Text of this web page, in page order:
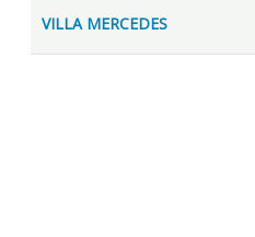
VILLA MERCEDES